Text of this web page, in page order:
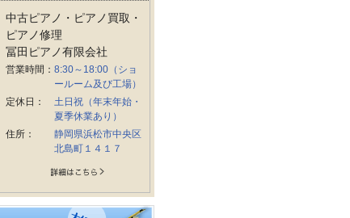
中古ピアノ・ピアノ買取・
ピアノ修理
冨田ピアノ有限会社
営業時間： 8:30～18:00（ショ
ールーム及び工場）
定休日：
土日祝（年末年始・
夏季休業あり）
住所：
静岡県浜松市中央区
北島町１４１７